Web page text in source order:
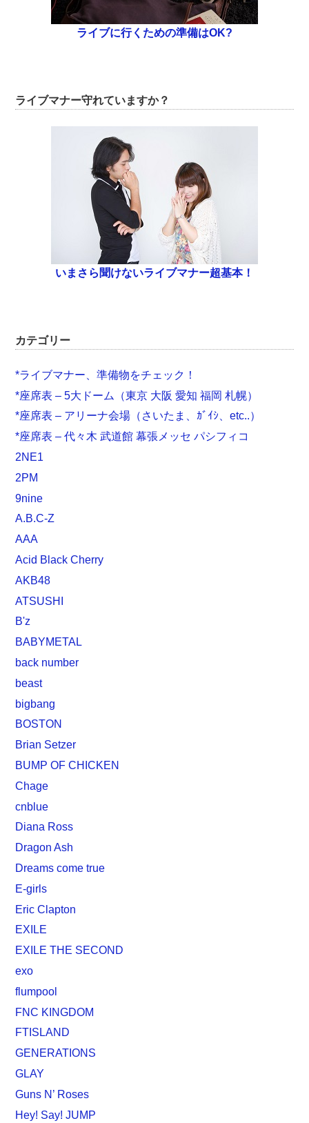
ライブに行くための準備はOK?
ライブマナー守れていますか？
いまさら聞けないライブマナー超基本！
カテゴリー
*ライブマナー、準備物をチェック！
*座席表 – 5大ドーム（東京 大阪 愛知 福岡 札幌）
*座席表 – アリーナ会場（さいたま、ｶﾞｲｼ、etc..）
*座席表 – 代々木 武道館 幕張メッセ パシフィコ
2NE1
2PM
9nine
A.B.C-Z
AAA
Acid Black Cherry
AKB48
ATSUSHI
B'z
BABYMETAL
back number
beast
bigbang
BOSTON
Brian Setzer
BUMP OF CHICKEN
Chage
cnblue
Diana Ross
Dragon Ash
Dreams come true
E-girls
Eric Clapton
EXILE
EXILE THE SECOND
exo
flumpool
FNC KINGDOM
FTISLAND
GENERATIONS
GLAY
Guns N’ Roses
Hey! Say! JUMP